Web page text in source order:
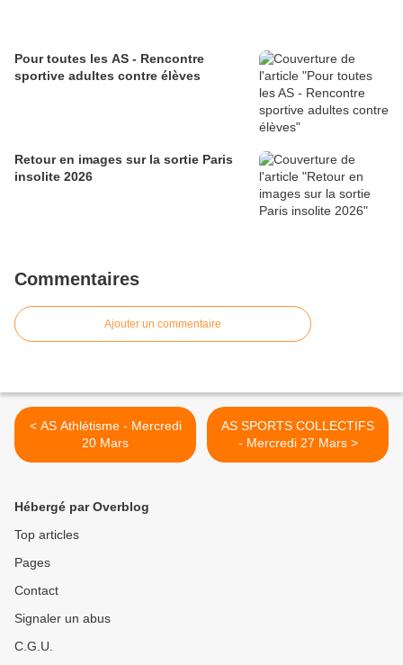
Pour toutes les AS - Rencontre
sportive adultes contre élèves
Retour en images sur la sortie Paris
insolite 2026
Commentaires
Ajouter un commentaire
< AS Athlétisme - Mercredi
20 Mars
AS SPORTS COLLECTIFS
- Mercredi 27 Mars >
Hébergé par Overblog
Top articles
Pages
Contact
Signaler un abus
C.G.U.